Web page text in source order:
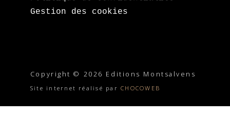
Gestion des cookies
Copyright © 2026 Editions Montsalvens
Site internet réalisé parCHOCOWEB